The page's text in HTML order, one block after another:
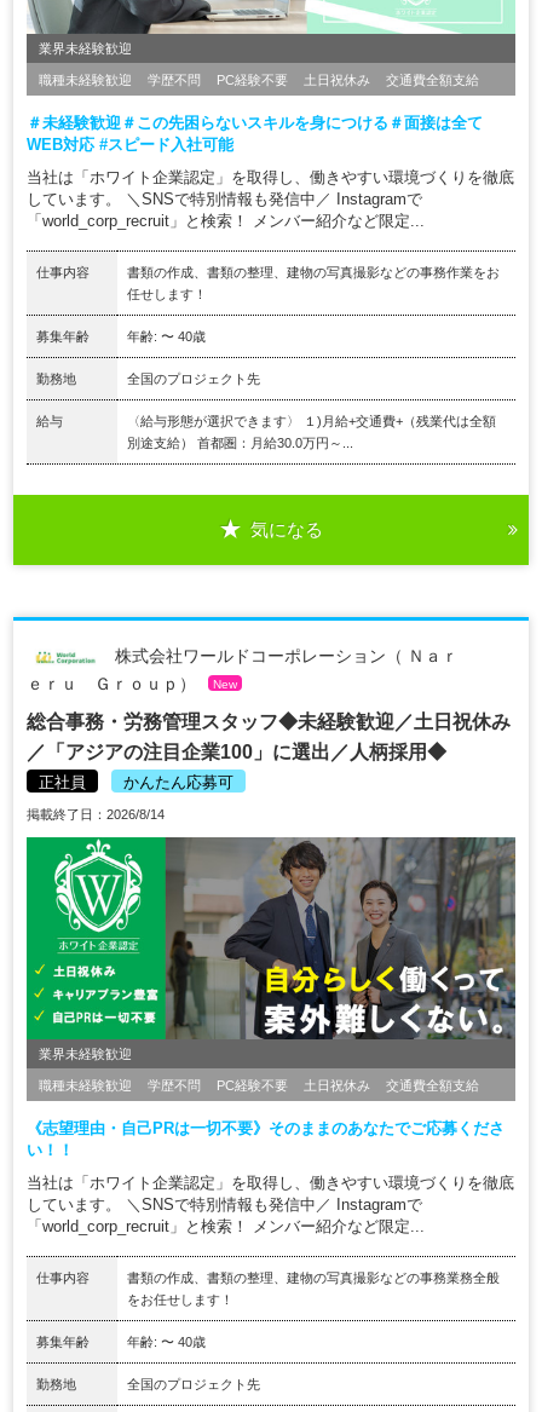
業界未経験歓迎
職種未経験歓迎 学歴不問 PC経験不要 土日祝休み 交通費全額支給
＃未経験歓迎＃この先困らないスキルを身につける＃面接は全て
WEB対応 #スピード入社可能
当社は「ホワイト企業認定」を取得し、働きやすい環境づくりを徹底
しています。 ＼SNSで特別情報も発信中／ Instagramで
「world_corp_recruit」と検索！ メンバー紹介など限定...
仕事内容
書類の作成、書類の整理、建物の写真撮影などの事務作業をお
任せします！
募集年齢 年齢: 〜 40歳
勤務地 全国のプロジェクト先
給与
〈給与形態が選択できます〉 １)月給+交通費+（残業代は全額
別途支給） 首都圏：月給30.0万円～...
気になる
株式会社ワールドコーポレーション（ Ｎａｒ
ｅｒｕ Ｇｒｏｕｐ）
New
総合事務・労務管理スタッフ◆未経験歓迎／土日祝休み
／「アジアの注目企業100」に選出／人柄採用◆
正社員 かんたん応募可
掲載終了日：2026/8/14
業界未経験歓迎
職種未経験歓迎 学歴不問 PC経験不要 土日祝休み 交通費全額支給
《志望理由・自己PRは一切不要》そのままのあなたでご応募くださ
い！！
当社は「ホワイト企業認定」を取得し、働きやすい環境づくりを徹底
しています。 ＼SNSで特別情報も発信中／ Instagramで
「world_corp_recruit」と検索！ メンバー紹介など限定...
仕事内容
書類の作成、書類の整理、建物の写真撮影などの事務業務全般
をお任せします！
募集年齢 年齢: 〜 40歳
勤務地 全国のプロジェクト先